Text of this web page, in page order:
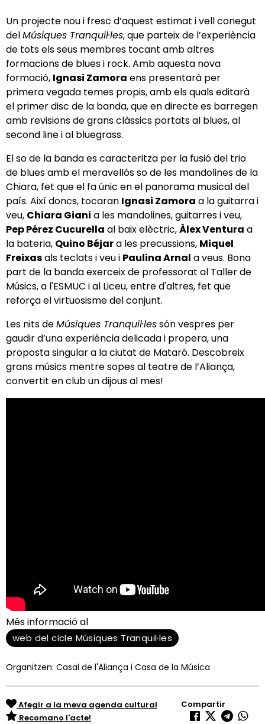
Un projecte nou i fresc d’aquest estimat i vell conegut
delMúsiques Tranquil·les, que parteix de l’experiència
de tots els seus membres tocant amb altres
formacions de blues i rock. Amb aquesta nova
formació, Ignasi Zamora ens presentarà per
primera vegada temes propis, amb els quals editarà
el primer disc de la banda, que en directe es barregen
amb revisions de grans clàssics portats al blues, al
second line i al bluegrass.
El so de la banda es caracteritza per la fusió del trio
de blues amb el meravellós so de les mandolines de la
Chiara, fet que el fa únic en el panorama musical del
país. Així doncs, tocaran Ignasi Zamora a la guitarra i
veu, Chiara Giani a les mandolines, guitarres i veu,
PepPérez Cucurella al baix elèctric,Àlex Ventura a
la bateria, Quino Béjara les precussions, Miquel
Freixasals teclats i veu i Paulina Arnal a veus. Bona
part de la banda exerceix de professorat al Taller de
Músics, a l'ESMUC i al Liceu, entre d'altres, fet que
reforça el virtuosisme del conjunt.
Les nits deMúsiques Tranquil·lessón vespres per
gaudir d’una experiència delicada i propera, una
proposta singular a la ciutat de Mataró. Descobreix
grans músics mentre sopes al teatre de l’Aliança,
convertit en club un dijous al mes!
Més informació al
web del cicle Músiques Tranquil·les
Organitzen: Casal de l'Aliança i Casa de la Música
Afegir a la meva agenda cultural
Recomano l'acte!
Compartir